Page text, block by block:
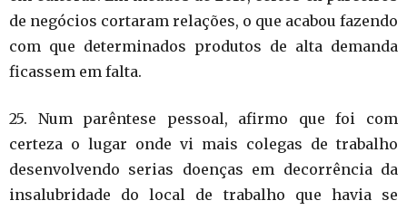
de negócios cortaram relações, o que acabou fazendo
com que determinados produtos de alta demanda
ficassem em falta.
25. Num parêntese pessoal, afirmo que foi com
certeza o lugar onde vi mais colegas de trabalho
desenvolvendo serias doenças em decorrência da
insalubridade do local de trabalho que havia se